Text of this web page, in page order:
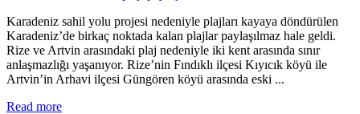
Karadeniz sahil yolu projesi nedeniyle plajları kayaya döndürülen
Karadeniz’de birkaç noktada kalan plajlar paylaşılmaz hale geldi.
Rize ve Artvin arasındaki plaj nedeniyle iki kent arasında sınır
anlaşmazlığı yaşanıyor. Rize’nin Fındıklı ilçesi Kıyıcık köyü ile
Artvin’in Arhavi ilçesi Güngören köyü arasında eski ...
Read more